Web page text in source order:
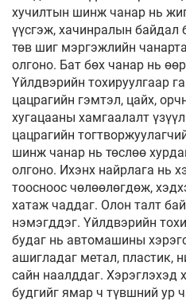
хучилтын шинж чанар нь
үүсгэж, хачинралын байдал
төв шиг мэргэжлийн
олгоно. Бат бөх чанар нь
Үйлдвэрийн тохируулгаар
цацрагийн гэмтэл, цайх,
хугацааны хамгаалалт
цацрагийн
шинж чанар нь төслөө
олгоно. Ихэнх найрлага нь
тоосноос чөлөөлөгдөж,
хатаж чаддаг. Олон талт
нэмэгддэг. Үйлдвэрийн
будаг нь автомашины
ашигладаг метал, пластик,
сайн наалддаг. Хэрэглэхэд
будгийг ямар ч түвшний ур